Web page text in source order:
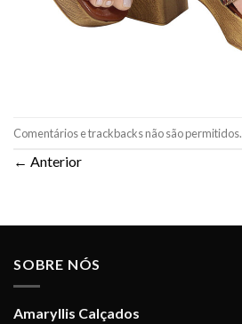
Comentários e trackbacks não são permitidos.
← Anterior
SOBRE NÓS
Amaryllis Calçados